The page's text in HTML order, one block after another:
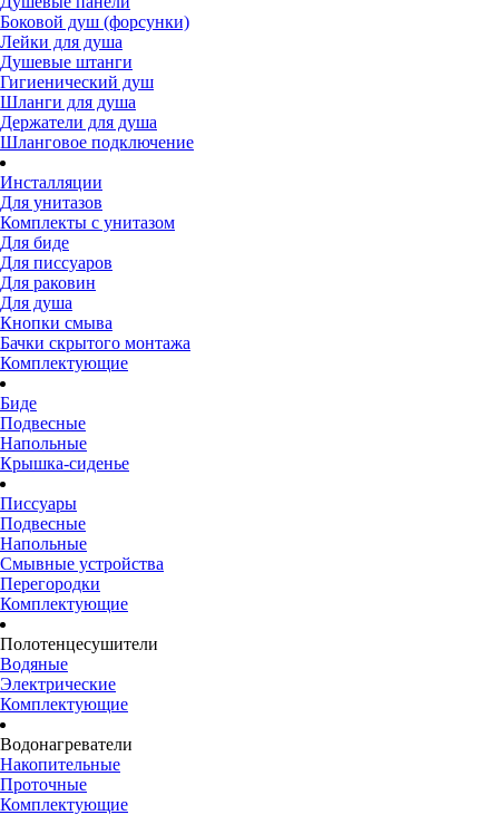
Боковой душ (форсунки)
Лейки для душа
Душевые штанги
Гигиенический душ
Шланги для душа
Держатели для душа
Шланговое подключение
Инсталляции
Для унитазов
Комплекты с унитазом
Для биде
Для писсуаров
Для раковин
Для душа
Кнопки смыва
Бачки скрытого монтажа
Комплектующие
Биде
Подвесные
Напольные
Крышка-сиденье
Писсуары
Подвесные
Напольные
Смывные устройства
Перегородки
Комплектующие
Полотенцесушители
Водяные
Электрические
Комплектующие
Водонагреватели
Накопительные
Проточные
Комплектующие